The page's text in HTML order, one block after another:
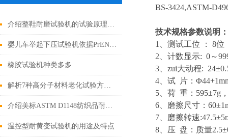
介绍整鞋耐磨试验机的试验原理与操作规则
婴儿车举起下压试验机依据PrEN1888标准生产
橡胶试验机种类多多
解析7种高分子材料老化试验方法比对
介绍美标ASTM D1148纺织品耐黄变试验标准及测试方法
温控型耐黄变试验机的用途及特点
BS-3424,ASTM-
技术规格参数说明：
1、测试工位 ： 8
2、计数显示: 0～
3、zui大动程:
4、试 片：
5、荷 重：595±7g
6、磨擦尺寸：
7、磨擦转速
8、压 盘：质量